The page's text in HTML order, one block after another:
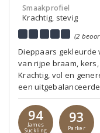
Smaakprofiel
Krachtig, stevig
(2
Dieppaars gekleurde
van rijpe braam,
Krachtig, vol en
een
94
James
Suckling
93
Parker